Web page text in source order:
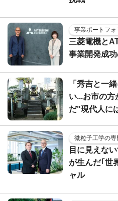
事業ポートフ
三菱電機と
事業開発成
「秀吉と一
い...お市の
だ"現代人に
微粒子工学の専
目に見えな
が生んだ｢世
ャル